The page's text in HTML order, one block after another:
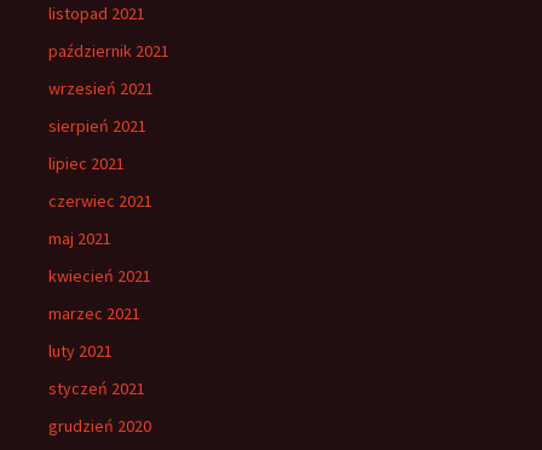
listopad 2021
październik 2021
wrzesień 2021
sierpień 2021
lipiec 2021
czerwiec 2021
maj 2021
kwiecień 2021
marzec 2021
luty 2021
styczeń 2021
grudzień 2020